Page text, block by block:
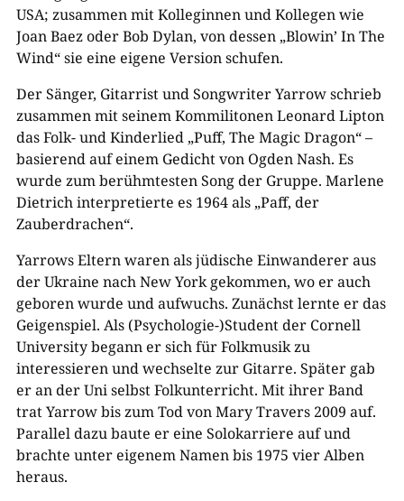
USA; zusammen mit Kolleginnen und Kollegen wie
Joan Baez oder Bob Dylan, von dessen „Blowin’ In The
Wind“ sie eine eigene Version schufen.
Der Sänger, Gitarrist und Songwriter Yarrow schrieb
zusammen mit seinem Kommilitonen Leonard Lipton
das Folk- und Kinderlied „Puff, The Magic Dragon“ –
basierend auf einem Gedicht von Ogden Nash. Es
wurde zum berühmtesten Song der Gruppe. Marlene
Dietrich interpretierte es 1964 als „Paff, der
Zauberdrachen“.
Yarrows Eltern waren als jüdische Einwanderer aus
der Ukraine nach New York gekommen, wo er auch
geboren wurde und aufwuchs. Zunächst lernte er das
Geigenspiel. Als (Psychologie-)Student der Cornell
University begann er sich für Folkmusik zu
interessieren und wechselte zur Gitarre. Später gab
er an der Uni selbst Folkunterricht. Mit ihrer Band
trat Yarrow bis zum Tod von Mary Travers 2009 auf.
Parallel dazu baute er eine Solokarriere auf und
brachte unter eigenem Namen bis 1975 vier Alben
heraus.